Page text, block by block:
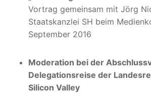
Vortrag gemeinsam mit Jörg
Staatskanzlei SH beim
September 2016
Moderation bei der
Delegationsreise der
Silicon Valley